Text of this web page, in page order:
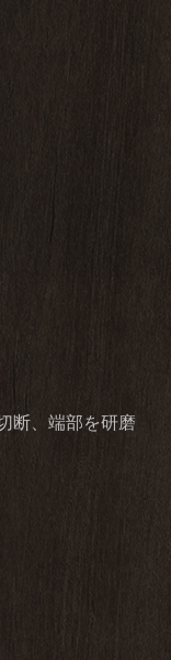
断、端部を研磨